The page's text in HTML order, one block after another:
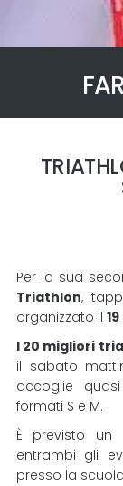
Per la sua
Triathlon,
organizzato il
I 20 migliori
il sabato
accoglie
formati S e M.
È previsto un
entrambi gli
presso la